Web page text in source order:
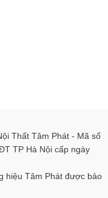
Thất Tâm Phát - Mã số
TP Hà Nội cấp ngày
hiệu Tâm Phát được bảo